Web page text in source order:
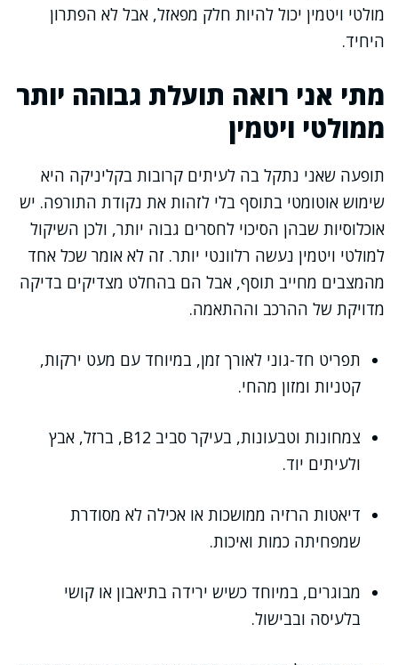
מולטי ויטמין יכול להיות חלק מפאזל, אבל לא הפתרון
היחיד.
מתי אני רואה תועלת גבוהה יותר
ממולטי ויטמין
תופעה שאני נתקל בה לעיתים קרובות בקליניקה היא
שימוש אוטומטי בתוסף בלי לזהות את נקודת התורפה. יש
אוכלוסיות שבהן הסיכוי לחסרים גבוה יותר, ולכן השיקול
למולטי ויטמין נעשה רלוונטי יותר. זה לא אומר שכל אחד
מהמצבים מחייב תוסף, אבל הם בהחלט מצדיקים בדיקה
מדויקת של ההרכב וההתאמה.
תפריט חד-גוני לאורך זמן, במיוחד עם מעט ירקות,
קטניות ומזון מהחי.
צמחונות וטבעונות, בעיקר סביב B12, ברזל, אבץ
ולעיתים יוד.
דיאטות הרזיה ממושכות או אכילה לא מסודרת
שמפחיתה כמות ואיכות.
מבוגרים, במיוחד כשיש ירידה בתיאבון או קושי
בלעיסה ובבישול.